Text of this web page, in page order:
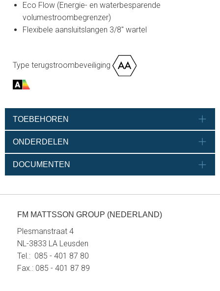
Eco Flow (Energie- en waterbesparende
volumestroombegrenzer)
Flexibele aansluitslangen 3/8" wartel
Type terugstroombeveiliging
TOEBEHOREN
ONDERDELEN
DOCUMENTEN
FM MATTSSON GROUP (NEDERLAND)
Plesmanstraat 4
NL-3833 LA Leusden
Tel.: 085 - 401 87 80
Fax.: 085 - 401 87 89